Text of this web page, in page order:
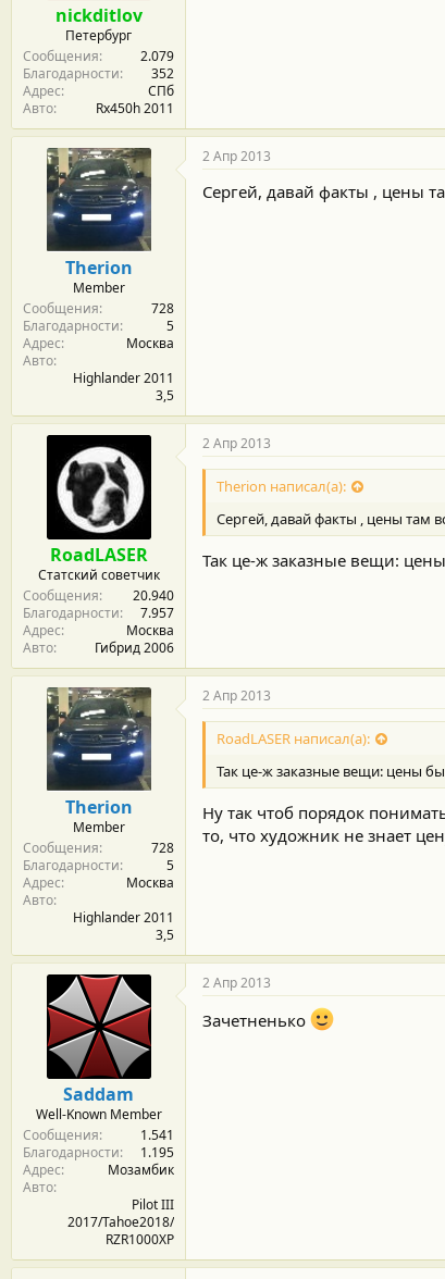
nickditlov
Петербург
Сообщения
2.079
Благодарности
352
Адрес
СПб
Авто
Rx450h 2011
Therion
Member
Сообщения
728
Благодарности
5
Адрес
Москва
Авто
Highlander 2011
3,5
2 Апр 2013
Сергей, давай факты , цены
RoadLASER
Статский советчик
Сообщения
20.940
Благодарности
7.957
Адрес
Москва
Авто
Гибрид 2006
2 Апр 2013
Therion написал(а):
Сергей, давай факты , цены там
Так це-ж заказные вещи:
Therion
Member
Сообщения
728
Благодарности
5
Адрес
Москва
Авто
Highlander 2011
3,5
2 Апр 2013
RoadLASER написал(а):
Так це-ж заказные вещи: цены
Ну так чтоб порядок
то, что художник не знает
Saddam
Well-Known Member
Сообщения
1.541
Благодарности
1.195
Адрес
Мозамбик
Авто
Pilot III
2017/Tahoe2018/
RZR1000XP
2 Апр 2013
Зачетненько